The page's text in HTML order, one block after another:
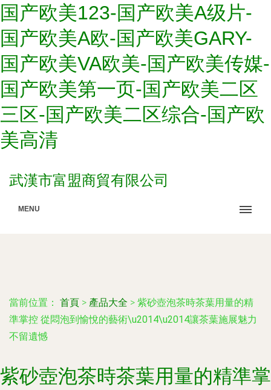
国产欧美123-国产欧美A级片-
国产欧美A欧-国产欧美GARY-
国产欧美VA欧美-国产欧美传媒-
国产欧美第一页-国产欧美二区
三区-国产欧美二区综合-国产欧
美高清
武漢市富盟商貿有限公司
MENU
當前位置： 首頁 > 產品大全 > 紫砂壺泡茶時茶葉用量的精
準掌控 從悶泡到愉悅的藝術\u2014\u2014讓茶葉施展魅力
不留遺憾
紫砂壺泡茶時茶葉用量的精準掌